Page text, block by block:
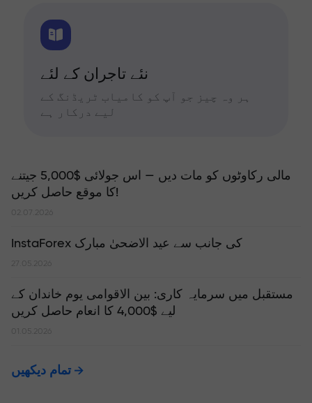
نئے تاجران کے لئے
ہر وہ چیز جو آپ کو کامیاب ٹریڈنگ کے
لیے درکار ہے
مالی رکاوٹوں کو مات دیں — اس جولائی $5,000 جیتنے
کا موقع حاصل کریں!
02.07.2026
InstaForex کی جانب سے عید الاضحیٰ مبارک
27.05.2026
مستقبل میں سرمایہ کاری: بین الاقوامی یوم خاندان کے
لیے $4,000 کا انعام حاصل کریں
01.05.2026
تمام دیکھیں